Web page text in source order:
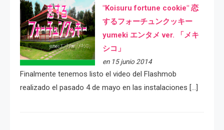
"Koisuru fortune cookie" 恋
するフォーチュンクッキー
yumeki エンタメ ver. 「メキ
シコ」
en 15 junio 2014
Finalmente tenemos listo el video del Flashmob
realizado el pasado 4 de mayo en las instalaciones […]